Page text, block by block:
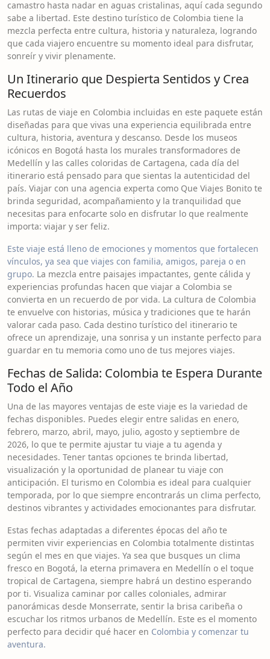
camastro hasta nadar en aguas cristalinas, aquí cada segundo
sabe a libertad. Este destino turístico de Colombia tiene la
mezcla perfecta entre cultura, historia y naturaleza, logrando
que cada viajero encuentre su momento ideal para disfrutar,
sonreír y vivir plenamente.
Un Itinerario que Despierta Sentidos y Crea
Recuerdos
Las rutas de viaje en Colombia incluidas en este paquete están
diseñadas para que vivas una experiencia equilibrada entre
cultura, historia, aventura y descanso. Desde los museos
icónicos en Bogotá hasta los murales transformadores de
Medellín y las calles coloridas de Cartagena, cada día del
itinerario está pensado para que sientas la autenticidad del
país. Viajar con una agencia experta como Que Viajes Bonito te
brinda seguridad, acompañamiento y la tranquilidad que
necesitas para enfocarte solo en disfrutar lo que realmente
importa: viajar y ser feliz.
Este viaje está lleno de emociones y momentos que fortalecen
vínculos, ya sea que viajes con familia, amigos, pareja o en
grupo. La mezcla entre paisajes impactantes, gente cálida y
experiencias profundas hacen que viajar a Colombia se
convierta en un recuerdo de por vida. La cultura de Colombia
te envuelve con historias, música y tradiciones que te harán
valorar cada paso. Cada destino turístico del itinerario te
ofrece un aprendizaje, una sonrisa y un instante perfecto para
guardar en tu memoria como uno de tus mejores viajes.
Fechas de Salida: Colombia te Espera Durante
Todo el Año
Una de las mayores ventajas de este viaje es la variedad de
fechas disponibles. Puedes elegir entre salidas en enero,
febrero, marzo, abril, mayo, julio, agosto y septiembre de
2026, lo que te permite ajustar tu viaje a tu agenda y
necesidades. Tener tantas opciones te brinda libertad,
visualización y la oportunidad de planear tu viaje con
anticipación. El turismo en Colombia es ideal para cualquier
temporada, por lo que siempre encontrarás un clima perfecto,
destinos vibrantes y actividades emocionantes para disfrutar.
Estas fechas adaptadas a diferentes épocas del año te
permiten vivir experiencias en Colombia totalmente distintas
según el mes en que viajes. Ya sea que busques un clima
fresco en Bogotá, la eterna primavera en Medellín o el toque
tropical de Cartagena, siempre habrá un destino esperando
por ti. Visualiza caminar por calles coloniales, admirar
panorámicas desde Monserrate, sentir la brisa caribeña o
escuchar los ritmos urbanos de Medellín. Este es el momento
perfecto para decidir qué hacer en Colombia y comenzar tu
aventura.